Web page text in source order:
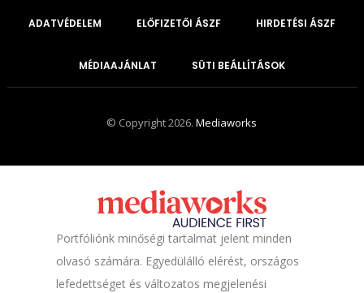
ADATVÉDELEM ELŐFIZETŐI ÁSZF HIRDETÉSI ÁSZF
MÉDIAAJÁNLAT SÜTI BEÁLLÍTÁSOK
© Copyright 2026.Mediaworks
Portfóliónk minőségi tartalmat jelent minden
olvasó számára. Egyedülálló elérést, országos
lefedettséget és változatos megjelenési